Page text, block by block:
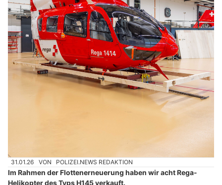
31.01.26 VON POLIZEI.NEWS REDAKTION
Im Rahmen der Flottenerneuerung haben wir acht Rega-
Helikopter des Typs H145 verkauft.